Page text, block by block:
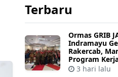
Terbaru
Ormas GRIB
Indramayu
Rakercab,
Program
3 hari lalu